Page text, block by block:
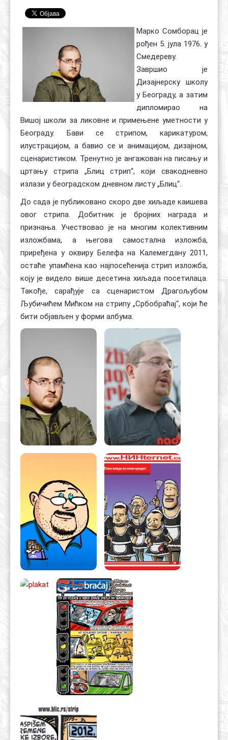
Марко Сомборац је
рођен 5. јула 1976. у
Смедереву.
Завршио је
Дизајнерску школу
у Београду, а затим
дипломирао на
Вишој школи за ликовне и примењене уметности у
Београду. Бави се стрипом, карикатуром,
илустрацијом, а бавио се и анимацијом, дизајном,
сценаристиком. Тренутно је ангажован на писању и
цртању стрипа „Блиц стрип“, који свакодневно
излази у београдском дневном листу „Блиц“.
До сада је публиковано скоро две хиљаде каишева
овог стрипа. Добитник је бројних награда и
признања. Учествовао је на многим колективним
изложбама, а његова самостална изложба,
приређена у оквиру Белефа на Калемегдану 2011,
остаће упамћена као најпосећенија стрип изложба,
коју је видело више десетина хиљада посетилаца.
Такође, сарађује са сценаристом Драгољубом
Љубичићем Мићком на стрипу „Србобраћај“, који ће
бити објављен у форми албума.
Органи
Хол славе
Контакт